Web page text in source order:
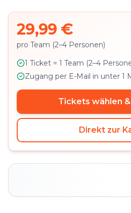
29,99 €
pro Team (2–4 Personen)
1 Ticket = 1 Team (2–4
Zugang per E-Mail in unter 1
Tickets wählen
Direkt zur